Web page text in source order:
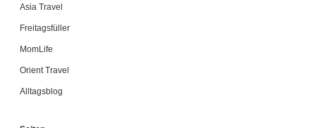
Asia Travel
Freitagsfüller
MomLife
Orient Travel
Alltagsblog